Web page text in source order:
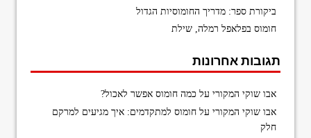
ביקורת ספר: מדריך החומוסיות הגדול
חומוס בפלאפל רמלה, שילת
תגובות אחרונות
אבו שוקי המקורי על כמה חומוס אפשר לאכול?
אבו שוקי המקורי עלחומוס למתקדמים: איך מגיעים למרקם
חלק